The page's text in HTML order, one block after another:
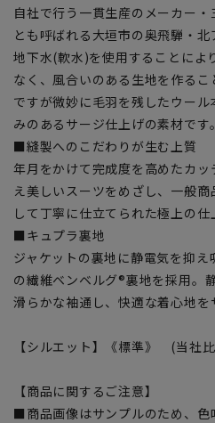
自社で行う一貫生産のメーカー
とも呼ばれる大垣市の奥飛騨・
地下水(軟水)を使用することによ
なく、風合いのある生地を作る
ですが微妙に毛羽を残したウー
みのあるサージ仕上げの素材です。
■縫製へのこだわりが生む上質
年月をかけて完成度を高めたカッ
え美しいスーツをめざし、一般
して丁寧に仕立てられた極上の仕
■キュプラ裏地
ジャケットの裏地に静電気を抑
の繊維ベンベルグ®裏地を採用。
滑らかな袖通し、快適な着心地を
【シルエット】《標準》 (当社
【商品に関するご注意】
■商品画像はサンプルのため、色